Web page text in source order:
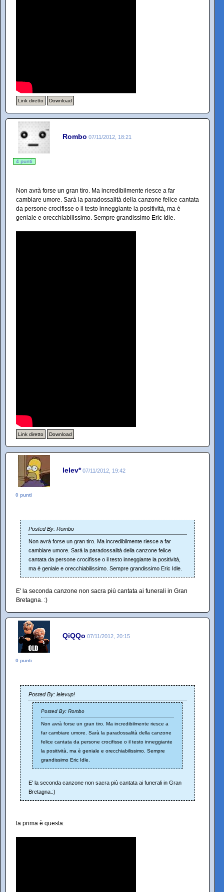
Link diretto Download
Rombo 07/11/2012, 18:21
4 punti
Non avrà forse un gran tiro. Ma incredibilmente riesce a far
cambiare umore. Sarà la paradossalità della canzone felice cantata
da persone crocifisse o il testo inneggiante la positività, ma è
geniale e orecchiabilissimo. Sempre grandissimo Eric Idle.
Link diretto Download
lelev* 07/11/2012, 19:42
0 punti
Posted By: Rombo
Non avrà forse un gran tiro. Ma incredibilmente riesce a far
cambiare umore. Sarà la paradossalità della canzone felice
cantata da persone crocifisse o il testo inneggiante la positività,
ma è geniale e orecchiabilissimo. Sempre grandissimo Eric Idle.
E' la seconda canzone non sacra più cantata ai funerali in Gran
Bretagna. :)
QiQQo 07/11/2012, 20:15
0 punti
Posted By: lelevup!
Posted By: Rombo
Non avrà forse un gran tiro. Ma incredibilmente riesce a
far cambiare umore. Sarà la paradossalità della canzone
felice cantata da persone crocifisse o il testo inneggiante
la positività, ma è geniale e orecchiabilissimo. Sempre
grandissimo Eric Idle.
E' la seconda canzone non sacra più cantata ai funerali in Gran
Bretagna.:)
la prima è questa: